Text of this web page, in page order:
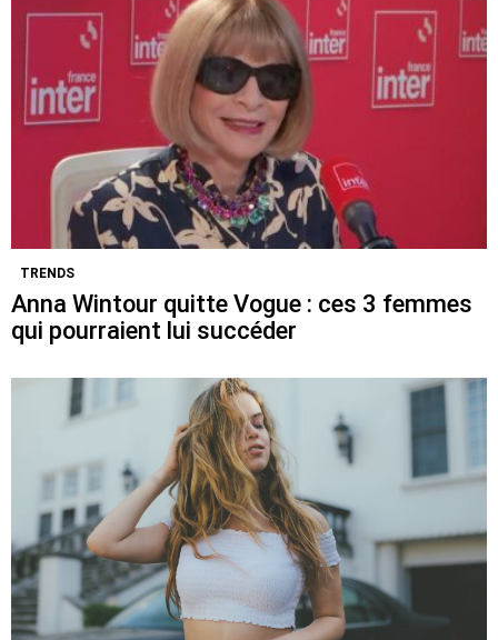
TRENDS
Anna Wintour quitte Vogue : ces 3 femmes
qui pourraient lui succéder